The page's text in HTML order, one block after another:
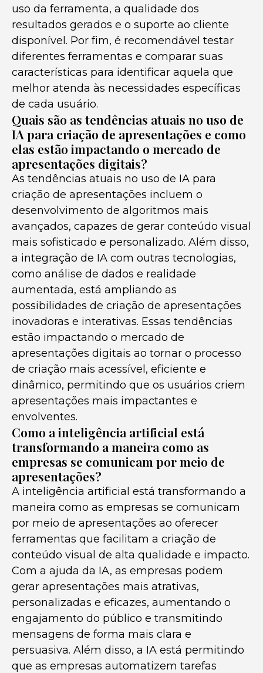
uso da ferramenta, a qualidade dos
resultados gerados e o suporte ao cliente
disponível. Por fim, é recomendável testar
diferentes ferramentas e comparar suas
características para identificar aquela que
melhor atenda às necessidades específicas
de cada usuário.
Quais são as tendências atuais no uso de
IA para criação de apresentações e como
elas estão impactando o mercado de
apresentações digitais?
As tendências atuais no uso de IA para
criação de apresentações incluem o
desenvolvimento de algoritmos mais
avançados, capazes de gerar conteúdo visual
mais sofisticado e personalizado. Além disso,
a integração de IA com outras tecnologias,
como análise de dados e realidade
aumentada, está ampliando as
possibilidades de criação de apresentações
inovadoras e interativas. Essas tendências
estão impactando o mercado de
apresentações digitais ao tornar o processo
de criação mais acessível, eficiente e
dinâmico, permitindo que os usuários criem
apresentações mais impactantes e
envolventes.
Como a inteligência artificial está
transformando a maneira como as
empresas se comunicam por meio de
apresentações?
A inteligência artificial está transformando a
maneira como as empresas se comunicam
por meio de apresentações ao oferecer
ferramentas que facilitam a criação de
conteúdo visual de alta qualidade e impacto.
Com a ajuda da IA, as empresas podem
gerar apresentações mais atrativas,
personalizadas e eficazes, aumentando o
engajamento do público e transmitindo
mensagens de forma mais clara e
persuasiva. Além disso, a IA está permitindo
que as empresas automatizem tarefas